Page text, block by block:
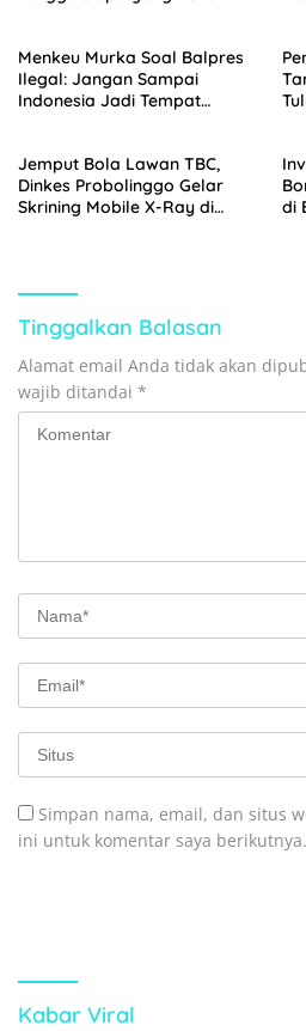
Menkeu Murka Soal Balpres
Ilegal: Jangan Sampai
Indonesia Jadi Tempat
Jemput Bola Lawan TBC,
Dinkes Probolinggo Gelar
Skrining Mobile X-Ray di
di
Tinggalkan Balasan
Alamat email Anda tidak akan
wajib ditandai *
Simpan nama, email, dan situs
ini untuk komentar saya berikutnya.
Kabar Viral